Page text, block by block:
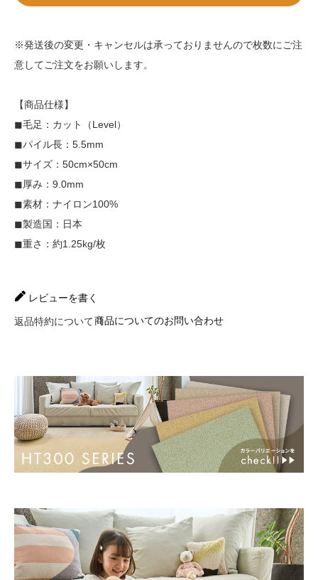
※発送後の変更・キャンセルは承っておりませんので枚数にご注
意してご注文をお願いします。
【商品仕様】
◼︎毛足：カット（Level）
◼︎パイル長：5.5mm
◼︎サイズ：50cm×50cm
◼︎厚み：9.0mm
◼︎素材：ナイロン100%
◼︎製造国：日本
◼︎重さ：約1.25kg/枚
レビューを書く
返品特約について商品についてのお問い合わせ